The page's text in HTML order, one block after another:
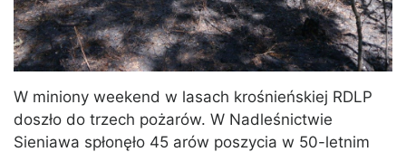
W miniony weekend w lasach krośnieńskiej RDLP
doszło do trzech pożarów. W Nadleśnictwie
Sieniawa spłonęło 45 arów poszycia w 50-letnim